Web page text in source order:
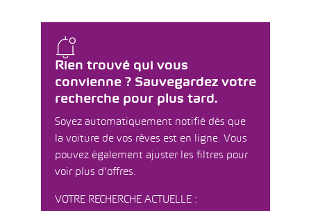
Rien trouvé qui vous
convienne ? Sauvegardez votre
recherche pour plus tard.
Soyez automatiquement notifié dès que
la voiture de vos rêves est en ligne. Vous
pouvez également ajuster les filtres pour
voir plus d'offres.
VOTRE RECHERCHE ACTUELLE :